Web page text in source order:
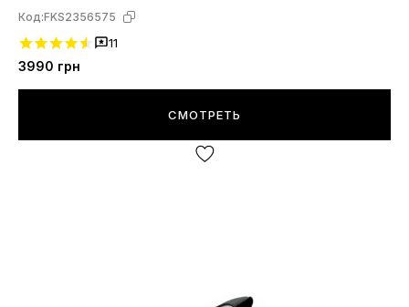
Код:FKS2356575
11
3990 грн
СМОТРЕТЬ